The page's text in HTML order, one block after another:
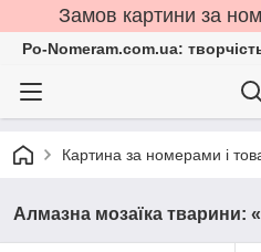
Замов картини за
Po-Nomeram.com.ua:
Картина за номерами і
Алмазна мозаїка тварини: